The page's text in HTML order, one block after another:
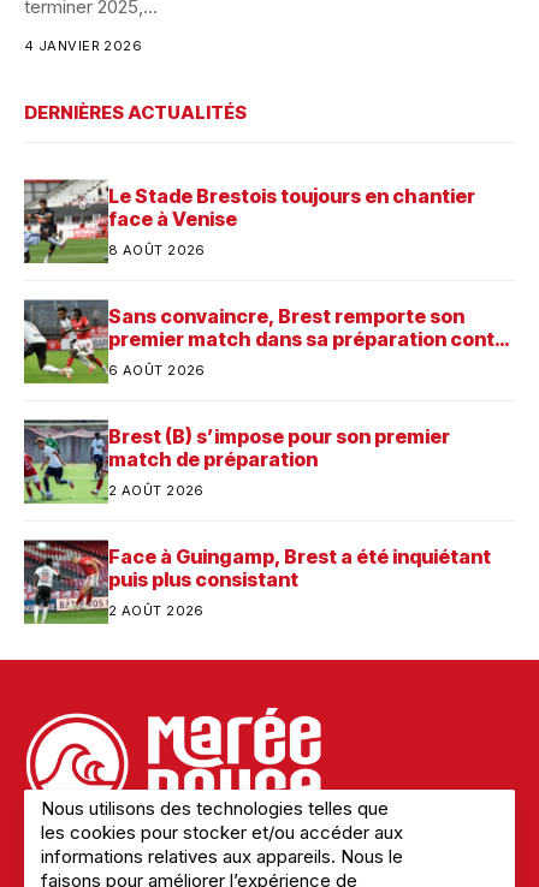
terminer 2025,...
4 JANVIER 2026
DERNIÈRES ACTUALITÉS
Le Stade Brestois toujours en chantier
face à Venise
8 AOÛT 2026
Sans convaincre, Brest remporte son
premier match dans sa préparation contre
Saint-Brieuc
6 AOÛT 2026
Brest (B) s’impose pour son premier
match de préparation
2 AOÛT 2026
Face à Guingamp, Brest a été inquiétant
puis plus consistant
2 AOÛT 2026
Nous utilisons des technologies telles que
les cookies pour stocker et/ou accéder aux
informations relatives aux appareils. Nous le
faisons pour améliorer l’expérience de